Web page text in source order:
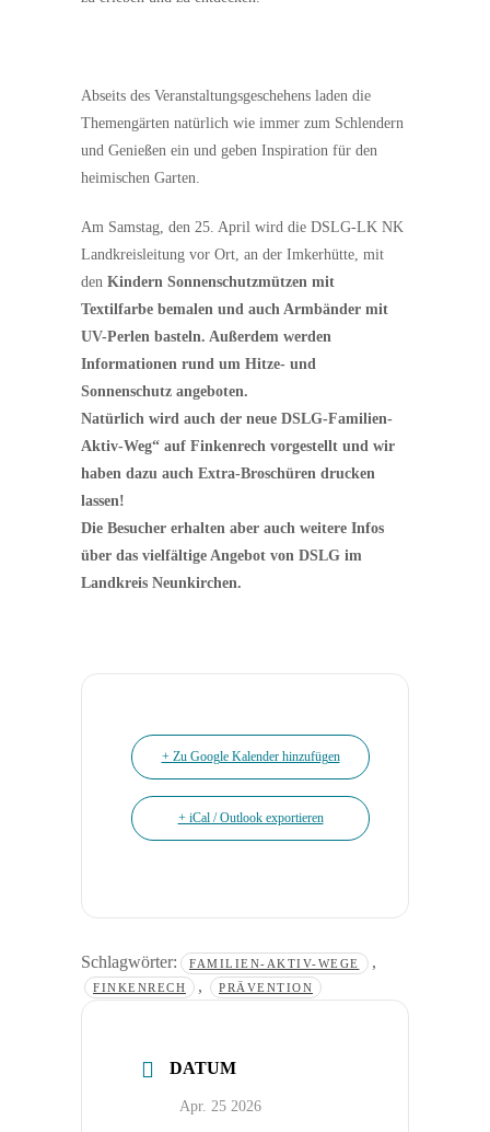
Abseits des Veranstaltungsgeschehens laden die
Themengärten natürlich wie immer zum Schlendern
und Genießen ein und geben Inspiration für den
heimischen Garten.
Am Samstag, den 25. April wird die DSLG-LK NK
Landkreisleitung vor Ort, an der Imkerhütte, mit
den Kindern Sonnenschutzmützen mit
Textilfarbe bemalen und auch Armbänder mit
UV-Perlen basteln. Außerdem werden
Informationen rund um Hitze- und
Sonnenschutz angeboten.
Natürlich wird auch der neue DSLG-Familien-
Aktiv-Weg“ auf Finkenrech vorgestellt und wir
haben dazu auch Extra-Broschüren drucken
lassen!
Die Besucher erhalten aber auch weitere Infos
über das vielfältige Angebot von DSLG im
Landkreis Neunkirchen.
+ Zu Google Kalender hinzufügen
+ iCal / Outlook exportieren
Schlagwörter: FAMILIEN-AKTIV-WEGE ,
FINKENRECH , PRÄVENTION
DATUM
Apr. 25 2026